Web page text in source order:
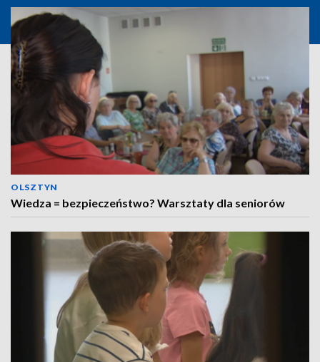
OLSZTYN
Wiedza = bezpieczeństwo? Warsztaty dla seniorów